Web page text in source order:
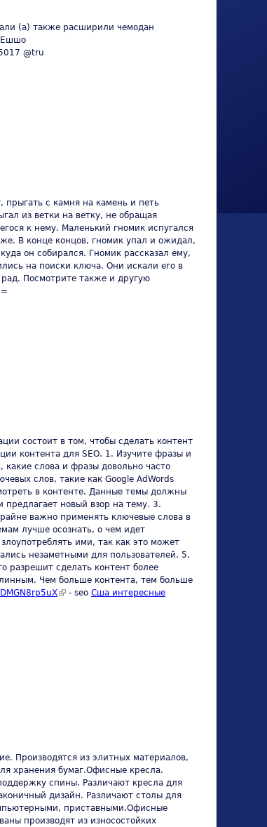
(а) также расширили чемодан
Ешшо
@tru
прыгать с камня на камень и петь
из ветки на ветку, не обращая
к нему. Маленький гномик испугался
В конце концов, гномик упал и ожидал,
он собирался. Гномик рассказал ему,
на поиски ключа. Они искали его в
Посмотрите также и другую
состоит в том, чтобы сделать контент
контента для SEO. 1. Изучите фразы и
слова и фразы довольно часто
слов, такие как Google AdWords
в контенте. Данные темы должны
новый взор на тему. 3.
важно применять ключевые слова в
лучше осознать, о чем идет
ими, так как это может
незаметными для пользователей. 5.
разрешит сделать контент более
Чем больше контента, тем больше
(link is external)
- seo Сша интересные
Производятся из элитных материалов,
хранения бумаг.Офисные кресла.
спины. Различают кресла для
дизайн. Различают столы для
приставными.Офисные
производят из износостойких